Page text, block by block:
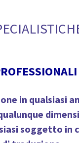
in qualsiasi
soggetto in